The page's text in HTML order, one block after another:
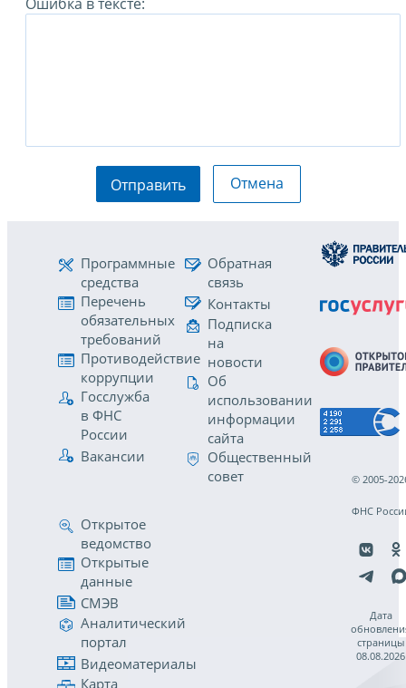
Ошибка в тексте:
Отправить Отмена
Программные
средства
Перечень
обязательных
требований
Противодействие
коррупции
Госслужба
в ФНС
России
Вакансии
Обратная
связь
Контакты
Подписка
на
новости
Об
использовании
информации
сайта
Общественный
совет
Открытое
ведомство
Открытые
данные
СМЭВ
Аналитический
портал
Видеоматериалы
Карта
© 2005-
ФНС
Дата
страницы
08.08.2026